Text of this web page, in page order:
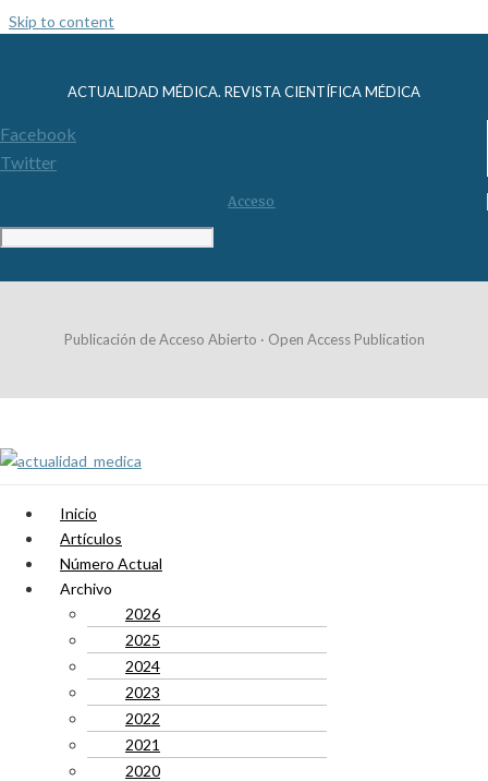
Skip to content
ACTUALIDAD MÉDICA. REVISTA CIENTÍFICA MÉDICA
Facebook
Twitter
Acceso
Publicación de Acceso Abierto · Open Access Publication
Inicio
Artículos
Número Actual
Archivo
2026
2025
2024
2023
2022
2021
2020